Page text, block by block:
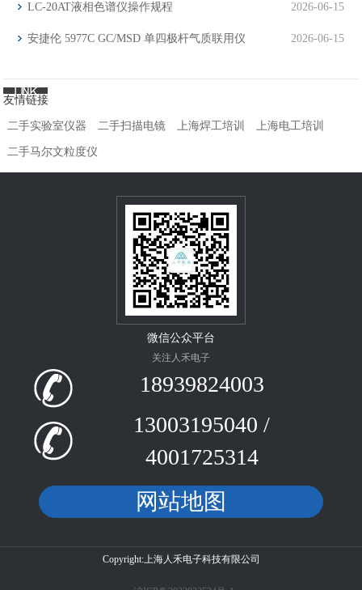
LC-20AT液相色谱仪操作规程 2026-06-15
安捷伦 5977C GC/MSD 单四极杆气质联用仪 2026-06-15
友情链接
二手实验室仪器 二手扫描电镜 上海焊工培训 上海电工培训
二手马尔文粒度仪
微信公众平台
关注人禾电子
18939824003
13003195040 /
4001725314
网站地图
Copyright:上海人禾电子科技有限公司